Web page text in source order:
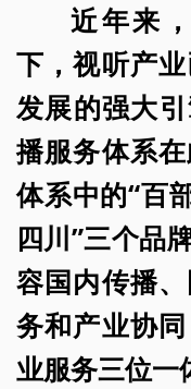
近年来
下，视听产
发展的强大
播服务体系
体系中的“百
四川”三个品
容国内传播
务和产业协
业服务三位一